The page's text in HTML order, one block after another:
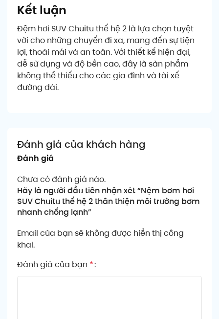
Kết luận
Đệm hơi SUV Chuitu thế hệ 2 là lựa chọn tuyệt
vời cho những chuyến đi xa, mang đến sự tiện
lợi, thoải mái và an toàn. Với thiết kế hiện đại,
dễ sử dụng và độ bền cao, đây là sản phẩm
không thể thiếu cho các gia đình và tài xế
đường dài.
Đánh giá của khách hàng
Đánh giá
Chưa có đánh giá nào.
Hãy là người đầu tiên nhận xét “Nệm bơm hơi
SUV Chuitu thế hệ 2 thân thiện môi trường bơm
nhanh chống lạnh”
Email của bạn sẽ không được hiển thị công
khai.
Đánh giá của bạn *